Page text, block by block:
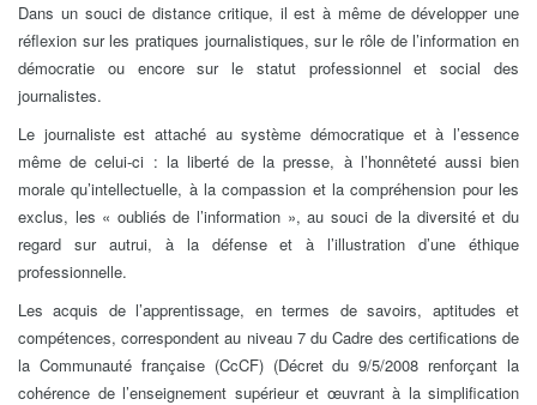
Dans un souci de distance critique, il est à même de développer une
réflexion sur les pratiques journalistiques, sur le rôle de l’information en
démocratie ou encore sur le statut professionnel et social des
journalistes.
Le journaliste est attaché au système démocratique et à l’essence
même de celui-ci : la liberté de la presse, à l’honnêteté aussi bien
morale qu’intellectuelle, à la compassion et la compréhension pour les
exclus, les « oubliés de l’information », au souci de la diversité et du
regard sur autrui, à la défense et à l’illustration d’une éthique
professionnelle.
Les acquis de l’apprentissage, en termes de savoirs, aptitudes et
compétences, correspondent au niveau 7 du Cadre des certifications de
la Communauté française (CcCF) (Décret du 9/5/2008 renforçant la
cohérence de l’enseignement supérieur et œuvrant à la simplification